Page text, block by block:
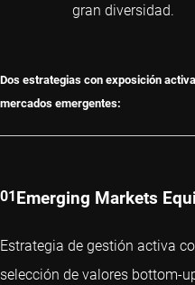
gran diversidad.
Dos estrategias con exposición
mercados emergentes:
Emerging Markets
Estrategia de gestión activa
selección de valores bottom-